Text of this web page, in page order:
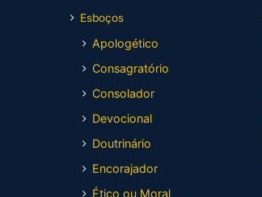
Esboços
Apologético
Consagratório
Consolador
Devocional
Doutrinário
Encorajador
Ético ou Moral